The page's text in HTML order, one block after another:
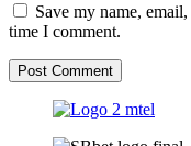
Save my name,
time I comment.